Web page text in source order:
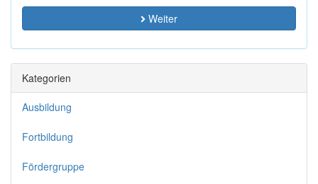
Weiter
Kategorien
Ausbildung
Fortbildung
Fördergruppe